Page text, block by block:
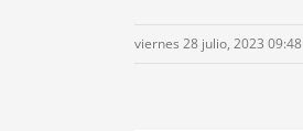
viernes 28 julio, 2023 09:48